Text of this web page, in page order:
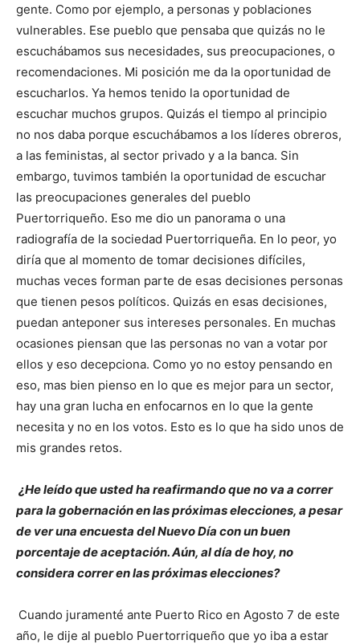
gente. Como por ejemplo, a personas y poblaciones
vulnerables. Ese pueblo que pensaba que quizás no le
escuchábamos sus necesidades, sus preocupaciones, o
recomendaciones. Mi posición me da la oportunidad de
escucharlos. Ya hemos tenido la oportunidad de
escuchar muchos grupos. Quizás el tiempo al principio
no nos daba porque escuchábamos a los líderes obreros,
a las feministas, al sector privado y a la banca. Sin
embargo, tuvimos también la oportunidad de escuchar
las preocupaciones generales del pueblo
Puertorriqueño. Eso me dio un panorama o una
radiografía de la sociedad Puertorriqueña. En lo peor, yo
diría que al momento de tomar decisiones difíciles,
muchas veces forman parte de esas decisiones personas
que tienen pesos políticos. Quizás en esas decisiones,
puedan anteponer sus intereses personales. En muchas
ocasiones piensan que las personas no van a votar por
ellos y eso decepciona. Como yo no estoy pensando en
eso, mas bien pienso en lo que es mejor para un sector,
hay una gran lucha en enfocarnos en lo que la gente
necesita y no en los votos. Esto es lo que ha sido unos de
mis grandes retos.
¿He leído que usted ha reafirmando que no va a correr
para la gobernación en las próximas elecciones, a pesar
de ver una encuesta del Nuevo Día con un buen
porcentaje de aceptación. Aún, al día de hoy, no
considera correr en las próximas elecciones?
Cuando juramenté ante Puerto Rico en Agosto 7 de este
año, le dije al pueblo Puertorriqueño que yo iba a estar